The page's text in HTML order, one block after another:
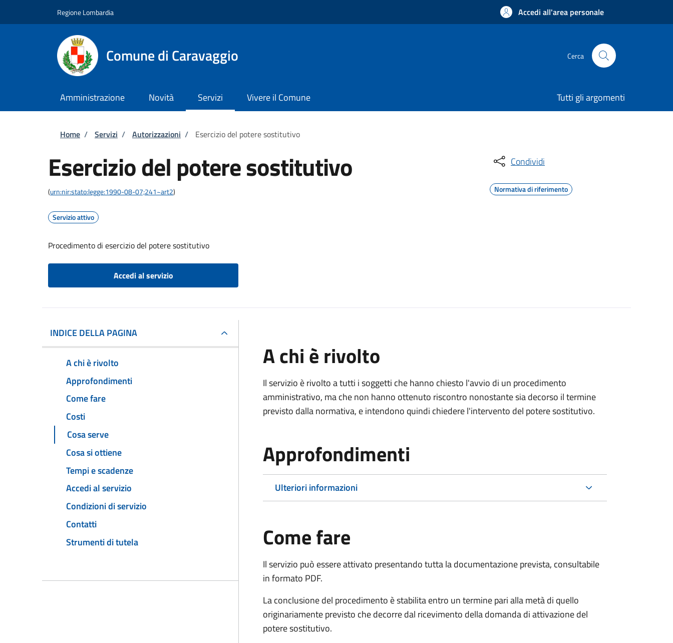
Regione Lombardia Accedi all'area personale
Comune di Caravaggio Cerca
Amministrazione Novità Servizi Vivere il Comune Tutti gli argomenti
Briciole di pane
Home / Servizi / Autorizzazioni / Esercizio del potere sostitutivo
Esercizio del potere sostitutivo
(urn:nir:stato:legge:1990-08-07;241~art2)
Servizio attivo
Procedimento di esercizio del potere sostitutivo
Accedi al servizio
Condividi
Normativa di riferimento
INDICE DELLA PAGINA
A chi è rivolto
Approfondimenti
Come fare
Costi
Cosa serve
Cosa si ottiene
Tempi e scadenze
Accedi al servizio
Condizioni di servizio
Contatti
Strumenti di tutela
A chi è rivolto
Il servizio è rivolto a tutti i soggetti che hanno chiesto l'avvio di un procedimento
amministrativo, ma che non hanno ottenuto riscontro nonostante sia decorso il termine
previsto dalla normativa, e intendono quindi chiedere l'intervento del potere sostitutivo.
Approfondimenti
Ulteriori informazioni
Come fare
Il servizio può essere attivato presentando tutta la documentazione prevista, consultabile
in formato PDF.
La conclusione del procedimento è stabilita entro un termine pari alla metà di quello
originariamente previsto che decorre dal ricevimento della domanda di attivazione del
potere sostitutivo.